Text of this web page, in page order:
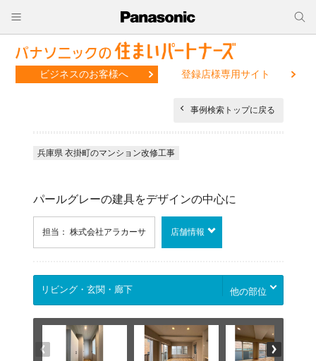
ビジネスのお客様へ 登録店様専用サイト
事例検索トップに戻る
兵庫県 衣掛町のマンション改修工事
パールグレーの建具をデザインの中心に
担当： 株式会社アラカーサ 店舗情報
他の部位